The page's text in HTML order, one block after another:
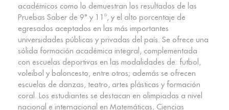
académicos como lo demuestran los resultados de las
Pruebas Saber de 9° y 11º, y el alto porcentaje de
egresados aceptados en las más importantes
universidades públicas y privadas del país. Se ofrece una
sólida formación académica integral, complementada
con escuelas deportivas en las modalidades de: futbol,
voleibol y baloncesto, entre otros; además se ofrecen
escuelas de danzas, teatro, artes plásticas y formación
coral. Los estudiantes se destacan en olimpiadas a nivel
nacional e internacional en Matemáticas, Ciencias